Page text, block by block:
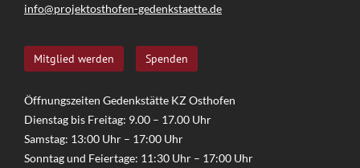
info@projektosthofen-gedenkstaette.de
Mitglied werden Spenden
Öffnungszeiten Gedenkstätte KZ Osthofen
Dienstag bis Freitag: 9.00 – 17.00 Uhr
Samstag: 13:00 Uhr – 17:00 Uhr
Sonntag und Feiertage: 11:30 Uhr – 17:00 Uhr